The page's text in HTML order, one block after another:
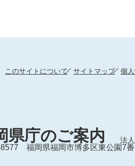
このサイトについて サイトマップ 個
県庁のご案内
法
福岡県福岡市博多区東公園7